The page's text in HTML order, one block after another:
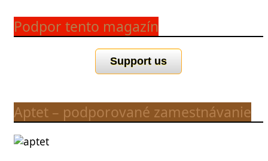
Podpor tento magazín
Support us
Aptet – podporované zamestnávanie